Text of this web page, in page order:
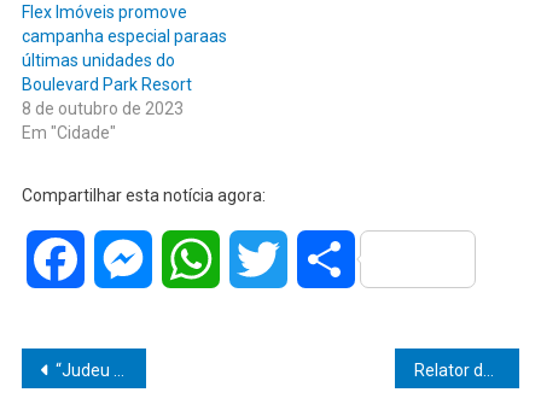
Flex Imóveis promove
campanha especial paraas
últimas unidades do
Boulevard Park Resort
8 de outubro de 2023
Em "Cidade"
Compartilhar esta notícia agora:
Facebook MessengerWhatsAppTwitter Share
Navegação
“Judeu sem Quipá”: Biografia de Jean Patrick Garcia Baleche conta sua inspiradora trajetória